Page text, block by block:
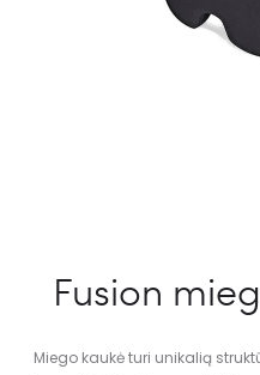
Fusion
Miego kaukė turi unikalią